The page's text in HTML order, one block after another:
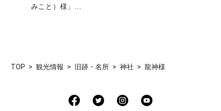
みこと）様」…
TOP 観光情報 旧跡・名所 神社 龍神様